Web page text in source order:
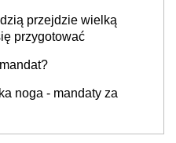
przejdzie wielką
przygotować
noga - mandaty za